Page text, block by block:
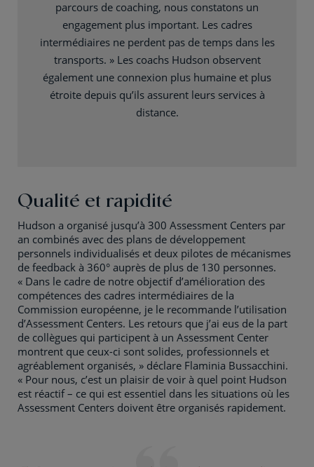
parcours de coaching, nous constatons un
engagement plus important. Les cadres
intermédiaires ne perdent pas de temps dans les
transports. » Les coachs Hudson observent
également une connexion plus humaine et plus
étroite depuis qu’ils assurent leurs services à
distance.
Qualité et rapidité
Hudson a organisé jusqu’à 300 Assessment Centers par
an combinés avec des plans de développement
personnels individualisés et deux pilotes de mécanismes
de feedback à 360° auprès de plus de 130 personnes.
« Dans le cadre de notre objectif d’amélioration des
compétences des cadres intermédiaires de la
Commission européenne, je le recommande l’utilisation
d’Assessment Centers. Les retours que j’ai eus de la part
de collègues qui participent à un Assessment Center
montrent que ceux-ci sont solides, professionnels et
agréablement organisés, » déclare Flaminia Bussacchini.
« Pour nous, c’est un plaisir de voir à quel point Hudson
est réactif – ce qui est essentiel dans les situations où les
Assessment Centers doivent être organisés rapidement.